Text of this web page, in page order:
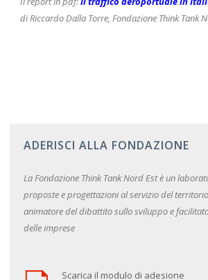
di Riccardo Dalla Torre, Fondazione Think Tank
ADERISCI ALLA FONDAZIONE
La Fondazione Think Tank Nord Est è un
proposte e progettazioni al servizio del
animatore del dibattito sullo sviluppo e
delle imprese
Scarica il modulo di adesione